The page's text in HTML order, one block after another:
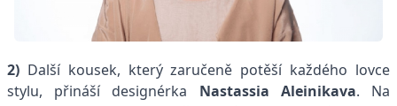
2) Další kousek, který zaručeně potěší každého lovce
stylu, přináší designérka Nastassia Aleinikava. Na